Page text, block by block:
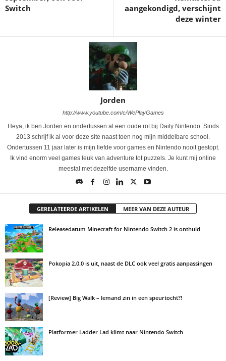
Switch
aangekondigd, verschijnt
deze winter
Jorden
http://www.youtube.com/c/WePlayGames
Heya, ik ben Jorden en ondertussen al een oude rot bij Daily Nintendo. Sinds
2013 schrijf ik al voor deze site naast toen nog mijn middelbare school.
Ondertussen 11 jaar later is mijn liefde voor games en Nintendo nooit gestopt.
Ik vind enorm veel games leuk van adventure tot puzzels. Je kunt mij online
meestal met dezelfde username vinden.
GERELATEERDE ARTIKELEN MEER VAN DEZE AUTEUR
Releasedatum Minecraft for Nintendo Switch 2 is onthuld
Pokopia 2.0.0 is uit, naast de DLC ook veel gratis aanpassingen
[Review] Big Walk – Iemand zin in een speurtocht?!
Platformer Ladder Lad klimt naar Nintendo Switch